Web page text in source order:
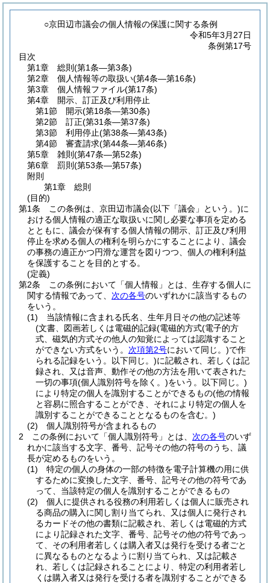
○京田辺市議会の個人情報の保護に関する条例
令和5年3月27日
条例第17号
目次
第1章
総則 (第1条―第3条)
第2章
個人情報等の取扱い(第4条―第16条)
第3章
個人情報ファイル(第17条)
第4章
開示、訂正及び利用停止
第1節
開示(第18条―第30条)
第2節
訂正(第31条―第37条)
第3節
利用停止(第38条―第43条)
第4節
審査請求(第44条―第46条)
第5章
雑則 (第47条―第52条)
第6章
罰則 (第53条―第57条)
附則
第1章
総則
(目的)
第1条
この条例は、京田辺市議会(以下「議会」という。)に
おける個人情報の適正な取扱いに関し必要な事項を定める
とともに、議会が保有する個人情報の開示、訂正及び利用
停止を求める個人の権利を明らかにすることにより、議会
の事務の適正かつ円滑な運営を図りつつ、個人の権利利益
を保護することを目的とする。
(定義)
第2条
この条例において「個人情報」とは、生存する個人に
関する情報であって、 次の各号のいずれかに該当するもの
をいう。
(1)
当該情報に含まれる氏名、生年月日その他の記述等
(文書、図画若しくは電磁的記録(電磁的方式(電子的方
式、磁気的方式その他人の知覚によっては認識すること
ができない方式をいう。 次項第2号において同じ。)で作
られる記録をいう。以下同じ。)に記載され、若しくは記
録され、又は音声、動作その他の方法を用いて表された
一切の事項(個人識別符号を除く。)をいう。以下同じ。)
により特定の個人を識別することができるもの(他の情報
と容易に照合することができ、それにより特定の個人を
識別することができることとなるものを含む。)
(2)
個人識別符号が含まれるもの
2
この条例において「個人識別符号」とは、 次の各号のいず
れかに該当する文字、番号、記号その他の符号のうち、議
長が定めるものをいう。
(1)
特定の個人の身体の一部の特徴を電子計算機の用に供
するために変換した文字、番号、記号その他の符号であ
って、当該特定の個人を識別することができるもの
(2)
個人に提供される役務の利用若しくは個人に販売され
る商品の購入に関し割り当てられ、又は個人に発行され
るカードその他の書類に記載され、若しくは電磁的方式
により記録された文字、番号、記号その他の符号であっ
て、その利用者若しくは購入者又は発行を受ける者ごと
に異なるものとなるように割り当てられ、又は記載さ
れ、若しくは記録されることにより、特定の利用者若し
くは購入者又は発行を受ける者を識別することができる